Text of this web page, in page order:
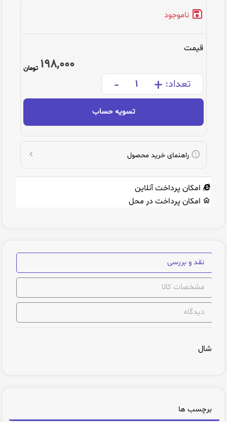
ناموجود
قیمت
198,000 تومان
تعداد: +
-
تسویه حساب
راهنمای خرید محصول
امکان پرداخت آنلاین
امکان پرداخت در محل
نقد و بررسی
مشخصات کالا
دیدگاه
شال
برچسب ها